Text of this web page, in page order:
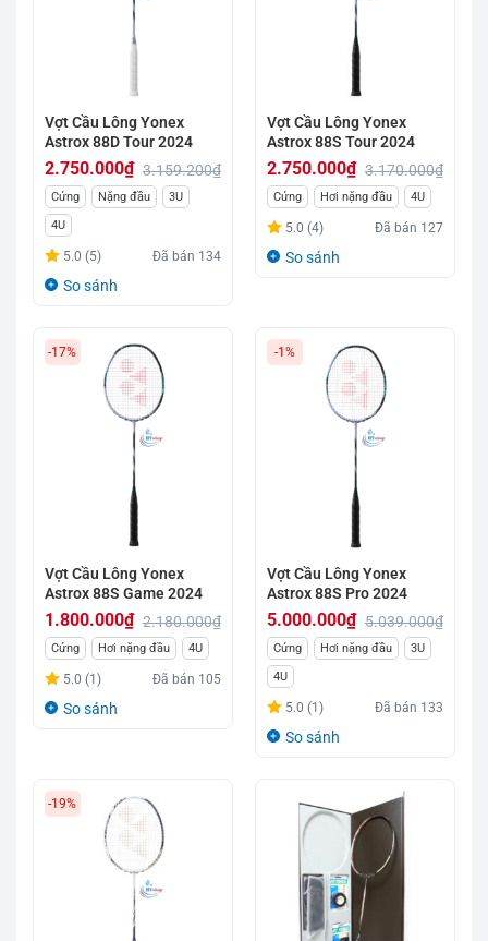
Vợt Cầu Lông Yonex
Astrox 88D Tour 2024
3.159.200₫
Giá
gốc
là:
3.159.200₫.
2.750.000₫
Giá
hiện
tại
là:
Cứng Nặng đầu
3U
4U
5.0 (5) Đã bán 134
So sánh
Vợt Cầu Lông Yonex
Astrox 88S Tour 2024
3.170.000₫
Giá
gốc
là:
2.750.000₫
Giá
hiện
tại
Cứng Hơi nặng đầu 4U
5.0 (4) Đã bán 127
So sánh
-17%
Vợt Cầu Lông Yonex
Astrox 88S Game 2024
2.180.000₫
Giá
gốc
là:
1.800.000₫
Giá
hiện
tại
Cứng Hơi nặng đầu 4U
5.0 (1) Đã bán 105
So sánh
-1%
Vợt Cầu Lông Yonex
Astrox 88S Pro 2024
5.039.000₫
Giá
gốc
là:
5.039.000₫.
5.000.000₫
Giá
hiện
tại
là:
Cứng Hơi nặng đầu
3U
4U
5.0 (1) Đã bán 133
So sánh
-19%